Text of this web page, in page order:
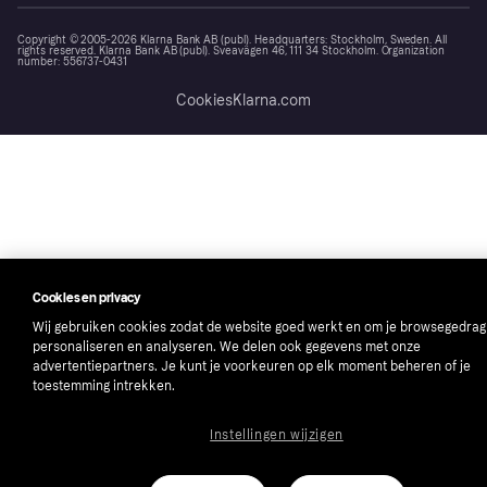
Copyright © 2005-2026 Klarna Bank AB (publ). Headquarters: Stockholm, Sweden. All
rights reserved. Klarna Bank AB (publ). Sveavägen 46, 111 34 Stockholm. Organization
number: 556737-0431
CookiesKlarna.com
Cookies en privacy
Wij gebruiken cookies zodat de website goed werkt en om je
personaliseren en analyseren. We delen ook gegevens met onze
advertentiepartners. Je kunt je voorkeuren op elk moment beheren of je
toestemming intrekken.
Instellingen wijzigen